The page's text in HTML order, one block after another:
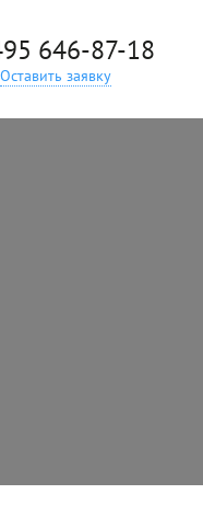
646-87-18
Оставить заявку